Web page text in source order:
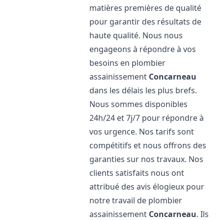
matières premières de qualité
pour garantir des résultats de
haute qualité. Nous nous
engageons à répondre à vos
besoins en plombier
assainissement Concarneau
dans les délais les plus brefs.
Nous sommes disponibles
24h/24 et 7j/7 pour répondre à
vos urgence. Nos tarifs sont
compétitifs et nous offrons des
garanties sur nos travaux. Nos
clients satisfaits nous ont
attribué des avis élogieux pour
notre travail de plombier
assainissement Concarneau. Ils